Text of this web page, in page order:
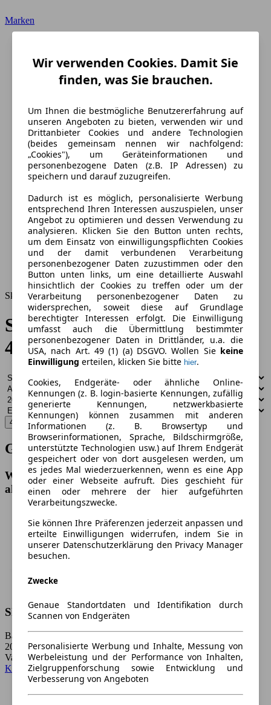
Wir verwenden Cookies. Damit Sie
finden, was Sie brauchen.
Um Ihnen die bestmögliche Benutzererfahrung auf
unseren Angeboten zu bieten, verwenden wir und
Drittanbieter Cookies und andere Technologien
(beides gemeinsam nennen wir nachfolgend:
„Cookies"), um Geräteinformationen und
personenbezogene Daten (z.B. IP Adressen) zu
speichern und darauf zuzugreifen.
Dadurch ist es möglich, personalisierte Werbung
entsprechend Ihren Interessen auszuspielen, unser
Angebot zu optimieren und dessen Verwendung zu
analysieren. Klicken Sie den Button unten rechts,
um dem Einsatz von einwilligungspflichten Cookies
und der damit verbundenen Verarbeitung
personenbezogener Daten zuzustimmen oder den
Button unten links, um eine detaillierte Auswahl
hinsichtlich der Cookies zu treffen oder um der
Verarbeitung personenbezogener Daten zu
widersprechen, soweit diese auf Grundlage
berechtigter Interessen erfolgt. Die Einwilligung
umfasst auch die Übermittlung bestimmter
personenbezogener Daten in Drittländer, u.a. die
USA, nach Art. 49 (1) (a) DSGVO. Wollen Sie keine
Einwilligung erteilen, klicken Sie bitte hier.
Cookies, Endgeräte- oder ähnliche Online-
Kennungen (z. B. login-basierte Kennungen, zufällig
generierte Kennungen, netzwerkbasierte
Kennungen) können zusammen mit anderen
Informationen (z. B. Browsertyp und
Browserinformationen, Sprache, Bildschirmgröße,
unterstützte Technologien usw.) auf Ihrem Endgerät
gespeichert oder von dort ausgelesen werden, um
es jedes Mal wiederzuerkennen, wenn es eine App
oder einer Webseite aufruft. Dies geschieht für
einen oder mehrere der hier aufgeführten
Verarbeitungszwecke.
Sie können Ihre Präferenzen jederzeit anpassen und
erteilte Einwilligungen widerrufen, indem Sie in
unserer Datenschutzerklärung den Privacy Manager
besuchen.
Zwecke
Genaue Standortdaten und Identifikation durch
Scannen von Endgeräten
Personalisierte Werbung und Inhalte, Messung von
Werbeleistung und der Performance von Inhalten,
Zielgruppenforschung sowie Entwicklung und
Verbesserung von Angeboten
Marken
Skoda Gebrauchtwagen
Skoda Gebrauchtwagen –
43.315 Angebote vergleichen
43.315 Treffer
Gebrauchte Skoda nach Modellen
Wähle ein Modell und gelange direkt zu den
aktuellen Skoda Gebrauchtwagen-Angeboten.
Skoda Citigo
Baujahr:
2012 - 2021
Varianten:
Kleinwagen